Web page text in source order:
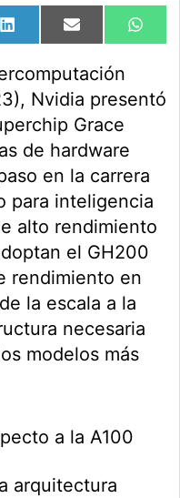
Compartir
en
LinkedInCompartir
en
Email
en
Nvidia presentó
Grace
de hardware
en la carrera
para inteligencia
alto rendimiento
el GH200
rendimiento en
la escala a la
necesaria
modelos más
a la A100
arquitectura